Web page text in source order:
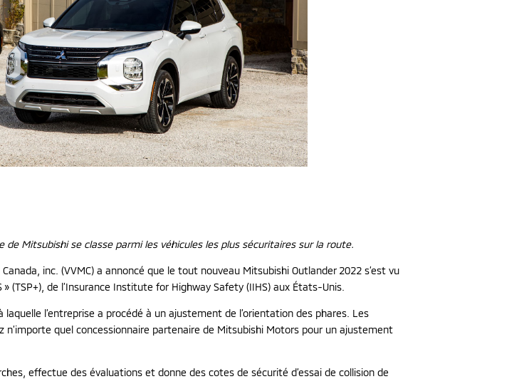
de Mitsubishi se classe parmi les véhicules les plus sécuritaires sur la route.
inc. (VVMC) a annoncé que le tout nouveau Mitsubishi Outlander 2022 s’est vu
(TSP+), de l’Insurance Institute for Highway Safety (IIHS) aux États-Unis.
l’entreprise a procédé à un ajustement de l’orientation des phares. Les
quel concessionnaire partenaire de Mitsubishi Motors pour un ajustement
effectue des évaluations et donne des cotes de sécurité d’essai de collision de